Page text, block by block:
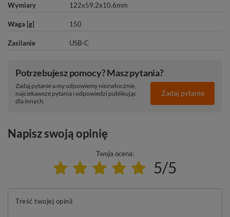
Wymiary 122x59.2x10.6mm
Waga [g] 150
Zasilanie USB-C
Potrzebujesz pomocy? Masz pytania?
Zadaj pytanie a my odpowiemy niezwłocznie,
najciekawsze pytania i odpowiedzi publikując
dla innych.
Zadaj pytanie
Napisz swoją opinię
Twoja ocena:
5/5
Treść twojej opinii